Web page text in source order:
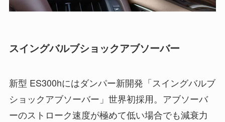
スイングバルブショックアブソーバー
新型 ES300hにはダンパー新開発「スイングバルブ
ショックアブソーバー」世界初採用。アブソーバ
ーのストローク速度が極めて低い場合でも減衰力